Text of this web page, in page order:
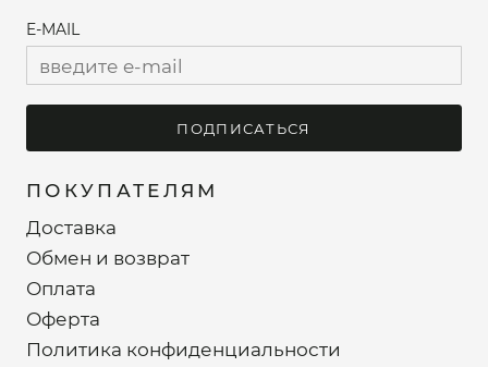
ПОКУПАТЕЛЯМ
Доставка
Обмен и возврат
Оплата
Оферта
Политика конфиденциальности
E-MAIL
ПОДПИСАТЬСЯ